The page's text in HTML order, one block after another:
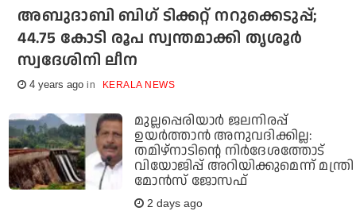
അബുദാബി ബിഗ് ടിക്കറ്റ് നറുക്കെടുപ്പ്;
44.75 കോടി രൂപ സ്വന്തമാക്കി തൃശൂര്‍
സ്വദേശിനി ലീന
4 years ago KERALA NEWS
മുല്ലപ്പെരിയാര്‍ ജലനിരപ്പ്
ഉയര്‍ത്താന്‍ അനുവദിക്കില്ല:
തമിഴ്‌നാടിന്റെ നിര്‍ദേശത്തോട്
വിയോജിപ്പ് അറിയിക്കുമെന്ന് മന്ത്രി
മോന്‍സ് ജോസഫ്
2 days ago